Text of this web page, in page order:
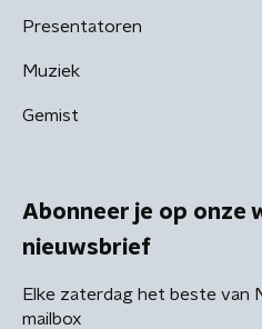
Presentatoren
Muziek
Gemist
Abonneer je op onze
nieuwsbrief
Elke zaterdag het beste van
mailbox